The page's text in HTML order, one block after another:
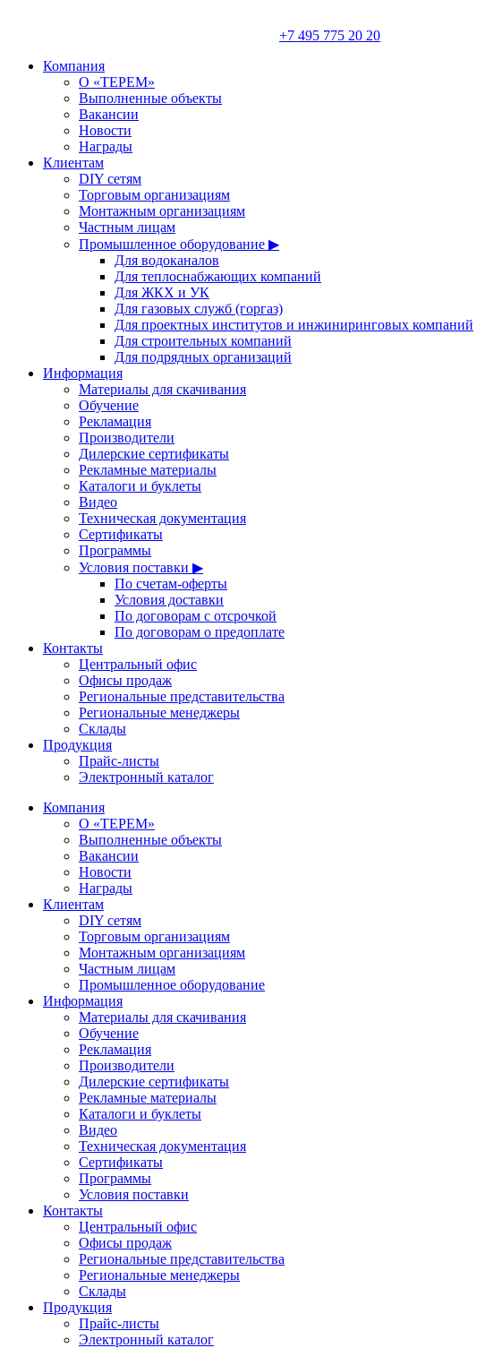
+7 495 775 20 20
Компания
О «ТЕРЕМ»
Выполненные объекты
Вакансии
Новости
Награды
Клиентам
DIY сетям
Торговым организациям
Монтажным организациям
Частным лицам
Промышленное оборудование ▶
Для водоканалов
Для теплоснабжающих компаний
Для ЖКХ и УК
Для газовых служб (горгаз)
Для проектных институтов и инжиниринговых компаний
Для строительных компаний
Для подрядных организаций
Информация
Материалы для скачивания
Обучение
Рекламация
Производители
Дилерские сертификаты
Рекламные материалы
Каталоги и буклеты
Видео
Техническая документация
Сертификаты
Программы
Условия поставки ▶
По счетам-оферты
Условия доставки
По договорам с отсрочкой
По договорам о предоплате
Контакты
Центральный офис
Офисы продаж
Региональные представительства
Региональные менеджеры
Склады
Продукция
Прайс-листы
Электронный каталог
Компания
О «ТЕРЕМ»
Выполненные объекты
Вакансии
Новости
Награды
Клиентам
DIY сетям
Торговым организациям
Монтажным организациям
Частным лицам
Промышленное оборудование
Информация
Материалы для скачивания
Обучение
Рекламация
Производители
Дилерские сертификаты
Рекламные материалы
Каталоги и буклеты
Видео
Техническая документация
Сертификаты
Программы
Условия поставки
Контакты
Центральный офис
Офисы продаж
Региональные представительства
Региональные менеджеры
Склады
Продукция
Прайс-листы
Электронный каталог